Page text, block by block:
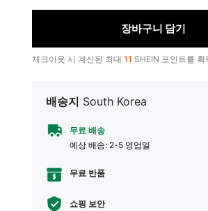
장바구니 담기
체크아웃 시 계산된 최대 11 SHEIN 포인트를 획
배송지 South Korea
무료 배송
예상 배송: 2-5 영업일
무료 반품
쇼핑 보안